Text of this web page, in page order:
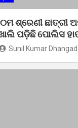
ଶ୍ରେଣୀ ଛାତ୍ରୀ
ପଡ଼ିଛି ପୋଲିସ
Sunil Kumar